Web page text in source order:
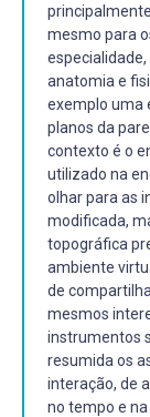
mesmo para
anatomia e
exemplo uma
planos da
contexto é o
utilizado na
olhar para as
modificada,
topográfica
ambiente
de
mesmos
instrumentos
resumida os
interação, de
no tempo e